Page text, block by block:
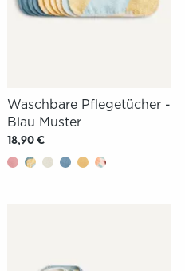
Waschbare Pflegetücher -
Blau Muster
18,90 €